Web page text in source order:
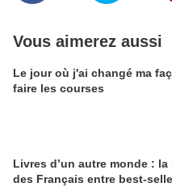
Vous aimerez aussi
Le jour où j'ai changé ma
faire les courses
Livres d’un autre monde : la
des Français entre best-